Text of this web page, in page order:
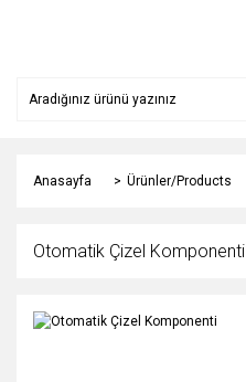
Anasayfa Ürünler/Products
Otomatik Çizel Komponenti